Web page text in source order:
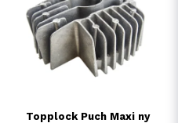
Topplock Puch Maxi ny